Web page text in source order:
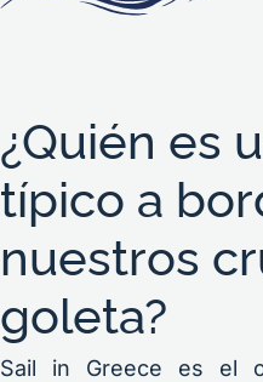
¿Quién es
típico a
nuestros
goleta?
Sail in Greece es el